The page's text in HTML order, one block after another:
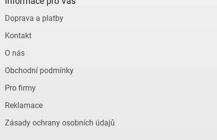
Doprava a platby
Kontakt
O nás
Obchodní podmínky
Pro firmy
Reklamace
Zásady ochrany osobních údajů